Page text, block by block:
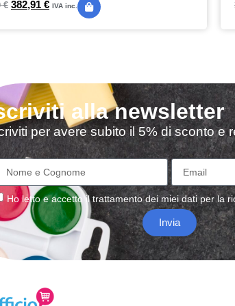
€ 382,91 € IVA inc.
alla newsletter
per avere subito il 5% di sconto e
Ho letto e accetto iltrattamentodei miei dati per la
Invia